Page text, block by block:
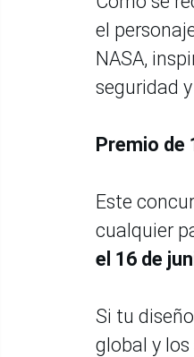
el
NASA,
seguridad
Premio de
Este
cualquier
el 16 de
Si tu
global y